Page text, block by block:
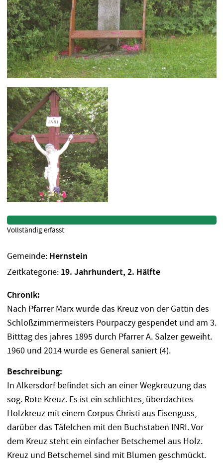
Gemeinde: Hernstein
Zeitkategorie: 19. Jahrhundert, 2. Hälfte
Chronik:
Nach Pfarrer Marx wurde das Kreuz von der Gattin des
Schloßzimmermeisters Pourpaczy gespendet und am 3.
Bitttag des jahres 1895 durch Pfarrer A. Salzer geweiht.
1960 und 2014 wurde es General saniert (4).
Beschreibung:
In Alkersdorf befindet sich an einer Wegkreuzung das
sog. Rote Kreuz. Es ist ein schlichtes, überdachtes
Holzkreuz mit einem Corpus Christi aus Eisenguss,
darüber das Täfelchen mit den Buchstaben INRI. Vor
dem Kreuz steht ein einfacher Betschemel aus Holz.
Kreuz und Betschemel sind mit Blumen geschmückt.
Vollständig erfasst